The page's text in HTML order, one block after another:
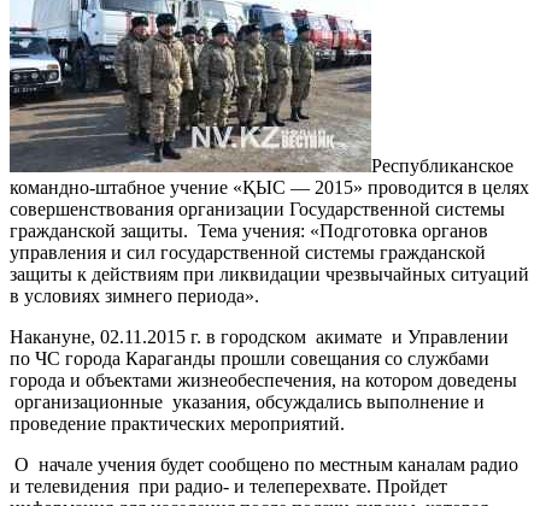
Республиканское
командно-штабное учение «ҚЫС — 2015» проводится в целях
совершенствования организации Государственной системы
гражданской защиты. Тема учения: «Подготовка органов
управления и сил государственной системы гражданской
защиты к действиям при ликвидации чрезвычайных ситуаций
в условиях зимнего периода».
Накануне, 02.11.2015 г. в городском акимате и Управлении
по ЧС города Караганды прошли совещания со службами
города и объектами жизнеобеспечения, на котором доведены
организационные указания, обсуждались выполнение и
проведение практических мероприятий.
О начале учения будет сообщено по местным каналам радио
и телевидения при радио- и телеперехвате. Пройдет